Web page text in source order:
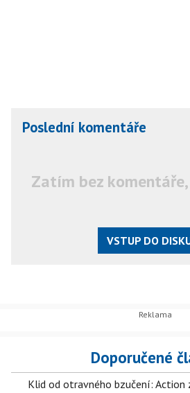
Poslední komentáře
Zatím bez
VSTUP DO
Doporučené
Klid od otravného bzučení: Action